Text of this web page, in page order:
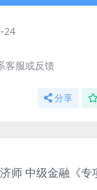
24
客服或反馈
分享
师 中级金融《专